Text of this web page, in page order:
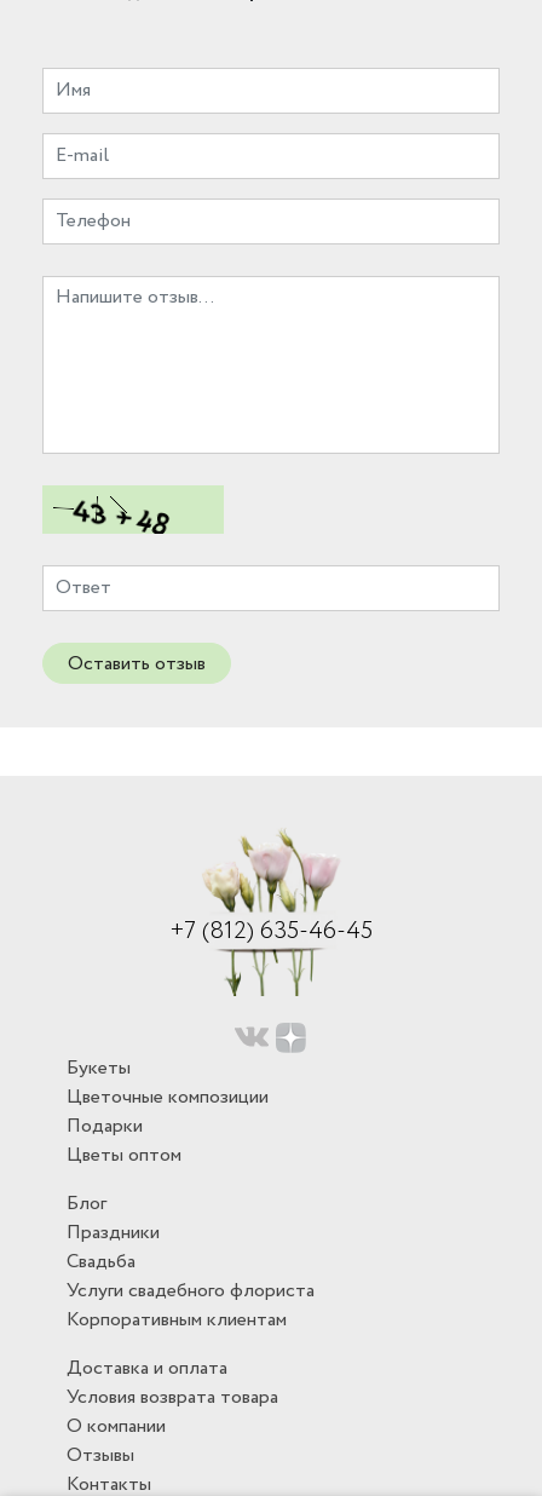
Оставить отзыв
+7 (812) 635-46-45
Букеты
Цветочные композиции
Подарки
Цветы оптом
Блог
Праздники
Свадьба
Услуги свадебного флориста
Корпоративным клиентам
Доставка и оплата
Условия возврата товара
О компании
Отзывы
Контакты